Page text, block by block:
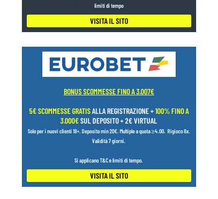
limiti di tempo
VISITA IL SITO
BONUS SCOMMESSE FINO A 3.007€
5€ SCOMMESSE GRATISALLA REGISTRAZIONE +100% FINO A
3.000€SUL DEPOSITO + 2€ VIRTUAL
Solo per i nuovi clienti 18+. Deposito min 20€. Multiple a quota ≥4.00. Rigioco 6x.
Validità 7 giorni.
Si applicano T&C e limiti di tempo.
VISITA IL SITO